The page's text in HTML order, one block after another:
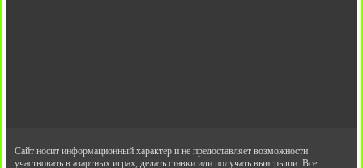
Сайт носит информационный характер и не предоставляет возможности
участвовать в азартных играх, делать ставки или получать выигрыши. Все